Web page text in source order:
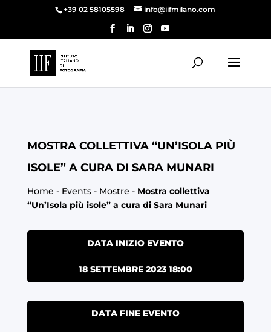
+39 02 58105598 info@iifmilano.com
MOSTRA COLLETTIVA “UN’ISOLA PIÙ
ISOLE” A CURA DI SARA MUNARI
Home - Events- Mostre - Mostra collettiva
“Un’Isola più isole” a cura di Sara Munari
DATA INIZIO EVENTO
18 SETTEMBRE 2023 18:00
DATA FINE EVENTO